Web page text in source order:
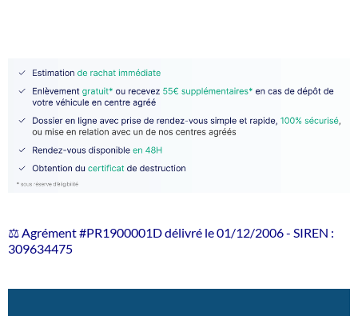
⚖️ Agrément #PR1900001D délivré le 01/12/2006 - SIREN :
309634475